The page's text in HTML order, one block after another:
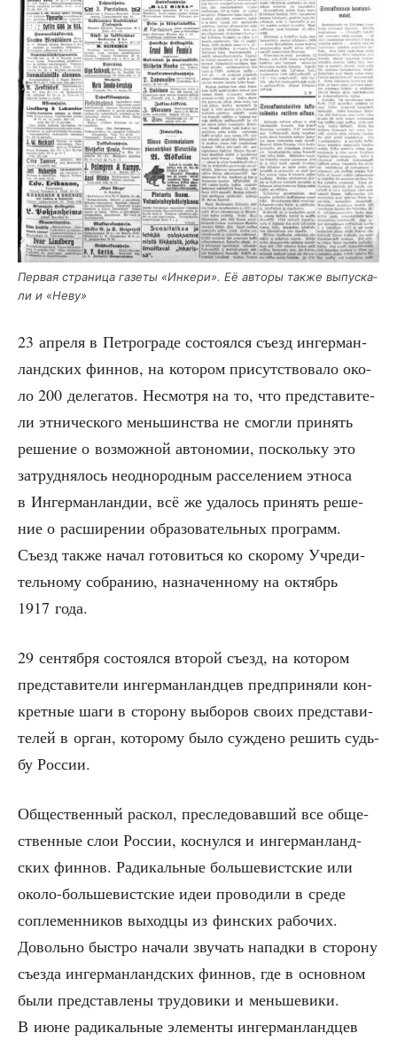
Пер­вая стра­ни­ца газе­ты «Инке­ри». Её авто­ры так­же выпус­ка­
ли и «Неву»
23 апре­ля в Пет­ро­гра­де состо­ял­ся съезд ингер­ман­
ланд­ских фин­нов, на кото­ром при­сут­ство­ва­ло око­
ло 200 деле­га­тов. Несмот­ря на то, что пред­ста­ви­те­
ли этни­че­ско­го мень­шин­ства не смог­ли при­нять
реше­ние о воз­мож­ной авто­но­мии, посколь­ку это
затруд­ня­лось неод­но­род­ным рас­се­ле­ни­ем этно­са
в Ингер­ман­лан­дии, всё же уда­лось при­нять реше­
ние о рас­ши­ре­нии обра­зо­ва­тель­ных про­грамм.
Съезд так­же начал гото­вить­ся ко ско­ро­му Учре­ди­
тель­но­му собра­нию, назна­чен­но­му на октябрь
1917 года.
29 сен­тяб­ря состо­ял­ся вто­рой съезд, на кото­ром
пред­ста­ви­те­ли ингер­ман­ланд­цев пред­при­ня­ли кон­
крет­ные шаги в сто­ро­ну выбо­ров сво­их пред­ста­ви­
те­лей в орган, кото­ро­му было суж­де­но решить судь­
бу России.
Обще­ствен­ный рас­кол, пре­сле­до­вав­ший все обще­
ствен­ные слои Рос­сии, кос­нул­ся и ингер­ман­ланд­
ских фин­нов. Ради­каль­ные боль­ше­вист­ские или
око­ло-боль­ше­вист­ские идеи про­во­ди­ли в сре­де
сопле­мен­ни­ков выход­цы из фин­ских рабо­чих.
Доволь­но быст­ро нача­ли зву­чать напад­ки в сто­ро­ну
съез­да ингер­ман­ланд­ских фин­нов, где в основ­ном
были пред­став­ле­ны тру­до­ви­ки и мень­ше­ви­ки.
В июне ради­каль­ные эле­мен­ты ингер­ман­ланд­цев